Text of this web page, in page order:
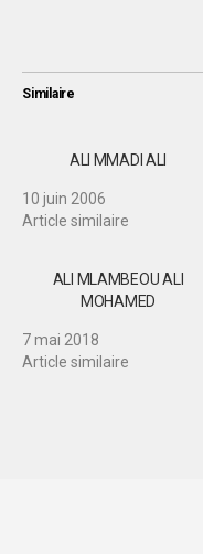
Similaire
ALI MMADI ALI
10 juin 2006
Article similaire
ALI MLAMBEOU ALI
MOHAMED
7 mai 2018
Article similaire